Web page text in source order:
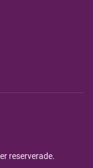
reserverade.